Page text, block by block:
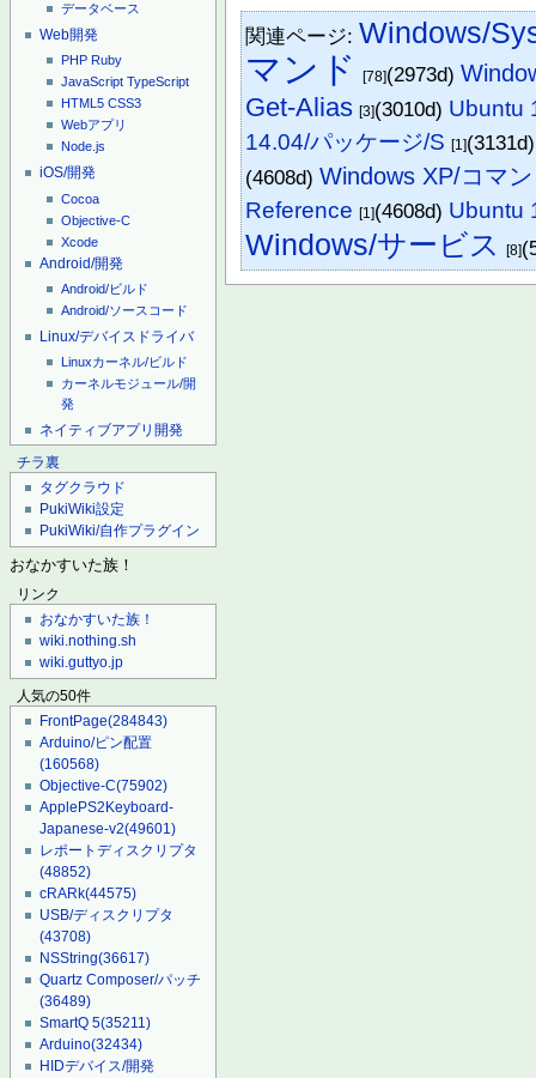
データベース
Web開発
PHP Ruby
JavaScript TypeScript
HTML5 CSS3
Webアプリ
Node.js
iOS/開発
Cocoa
Objective-C
Xcode
Android/開発
Android/ビルド
Android/ソースコード
Linux/デバイスドライバ
Linuxカーネル/ビルド
カーネルモジュール/開
発
ネイティブアプリ開発
チラ裏
タグクラウド
PukiWiki設定
PukiWiki/自作プラグイン
おなかすいた族！
リンク
おなかすいた族！
wiki.nothing.sh
wiki.guttyo.jp
人気の50件
FrontPage(284843)
Arduino/ピン配置
(160568)
Objective-C(75902)
ApplePS2Keyboard-
Japanese-v2(49601)
レポートディスクリプタ
(48852)
cRARk(44575)
USB/ディスクリプタ
(43708)
NSString(36617)
Quartz Composer/パッチ
(36489)
SmartQ 5(35211)
Arduino(32434)
HIDデバイス/開発
関連ページ: Windows/
マンド [78](2973d)
Get-Alias [3](3010d) Ubuntu
14.04/パッケージ/S [1]
(4608d)Windows XP/コマ
Reference [1](4608d) Ubuntu
Windows/サービス [8]